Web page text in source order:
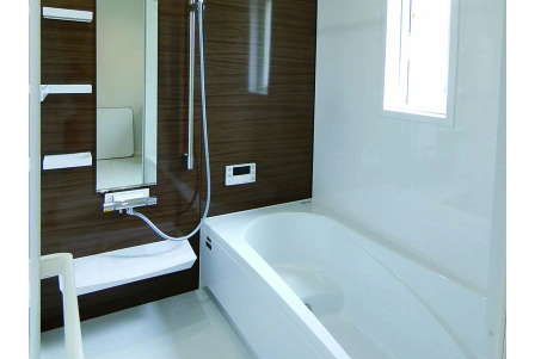
岩国店
0120-084-900
広島西店
0120-087-200
広島中央店
082-569-9858
東広島店
福山店
0120-084-330
福山北店
084-966-9181
萩･長門店 益田店